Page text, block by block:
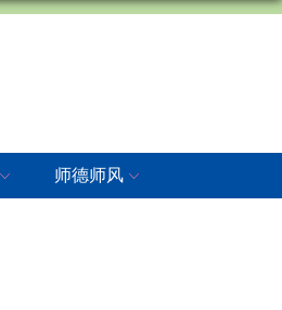
师德师风